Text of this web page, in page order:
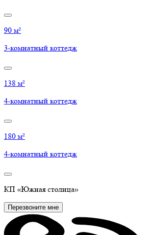
90 м²
3-комнатный коттедж
138 м²
4-комнатный коттедж
180 м²
4-комнатный коттедж
КП «Южная столица»
Перезвоните мне